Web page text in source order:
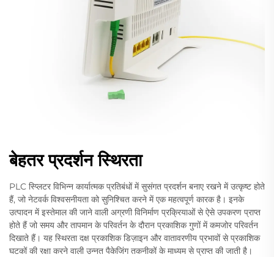
बेहतर प्रदर्शन स्थिरता
PLC स्प्लिटर विभिन्न कार्यात्मक प्रतिबंधों में सुसंगत प्रदर्शन बनाए रखने में उत्कृष्ट होते
हैं, जो नेटवर्क विश्वसनीयता को सुनिश्चित करने में एक महत्वपूर्ण कारक है। इनके
उत्पादन में इस्तेमाल की जाने वाली अग्रणी विनिर्माण प्रक्रियाओं से ऐसे उपकरण प्राप्त
होते हैं जो समय और तापमान के परिवर्तन के दौरान प्रकाशिक गुणों में कमजोर परिवर्तन
दिखाते हैं। यह स्थिरता दक्ष प्रकाशिक डिज़ाइन और वातावरणीय प्रभावों से प्रकाशिक
घटकों की रक्षा करने वाली उन्नत पैकेजिंग तकनीकों के माध्यम से प्राप्त की जाती है।